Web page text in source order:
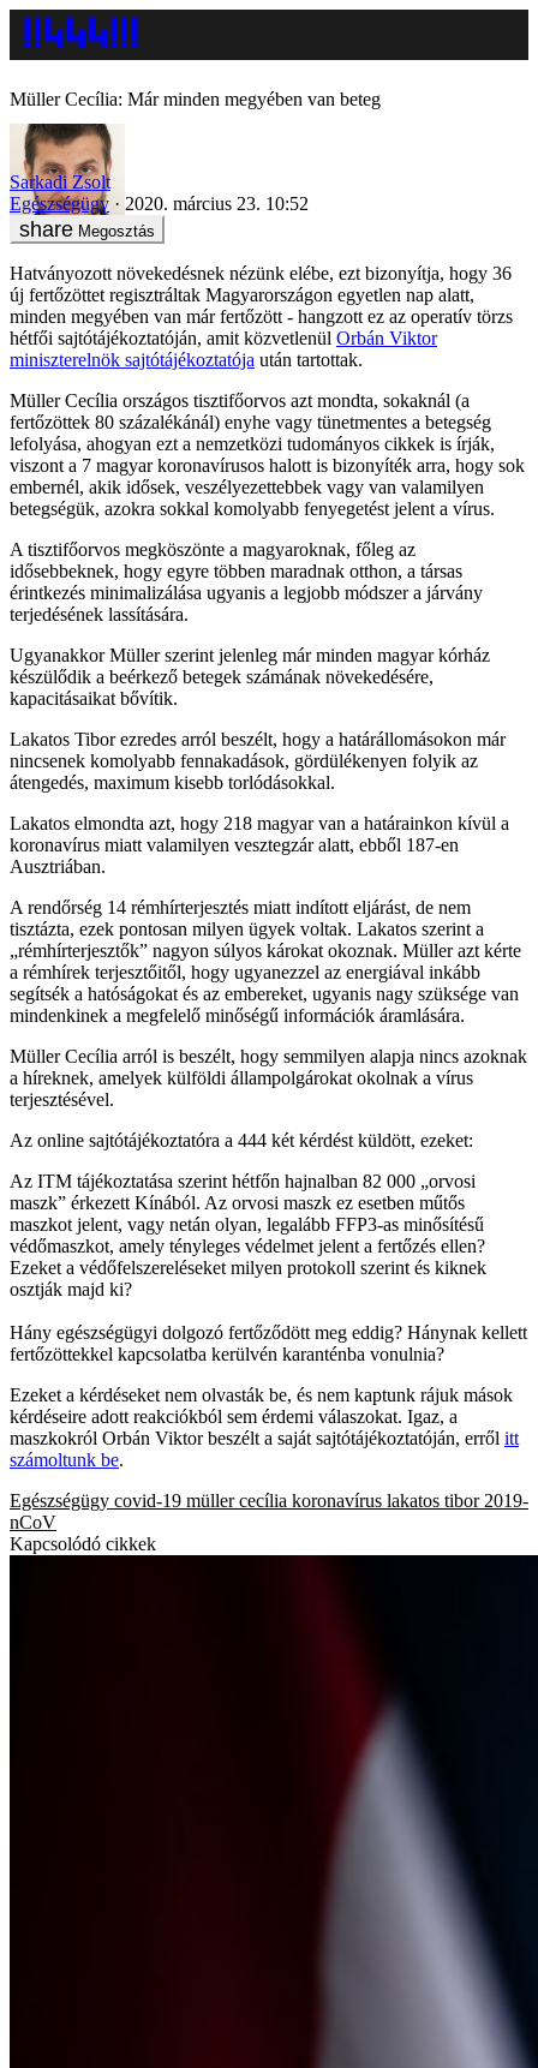
Müller Cecília: Már minden megyében van beteg
Sarkadi Zsolt
Egészségügy
2020. március 23. 10:52
Megosztás
Hatványozott növekedésnek nézünk elébe, ezt bizonyítja, hogy 36
új fertőzöttet regisztráltak Magyarországon egyetlen nap alatt,
minden megyében van már fertőzött - hangzott ez az operatív törzs
hétfői sajtótájékoztatóján, amit közvetlenül Orbán Viktor
miniszterelnök sajtótájékoztatója után tartottak.
Müller Cecília országos tisztifőorvos azt mondta, sokaknál (a
fertőzöttek 80 százalékánál) enyhe vagy tünetmentes a betegség
lefolyása, ahogyan ezt a nemzetközi tudományos cikkek is írják,
viszont a 7 magyar koronavírusos halott is bizonyíték arra, hogy sok
embernél, akik idősek, veszélyezettebbek vagy van valamilyen
betegségük, azokra sokkal komolyabb fenyegetést jelent a vírus.
A tisztifőorvos megköszönte a magyaroknak, főleg az
idősebbeknek, hogy egyre többen maradnak otthon, a társas
érintkezés minimalizálása ugyanis a legjobb módszer a járvány
terjedésének lassítására.
Ugyanakkor Müller szerint jelenleg már minden magyar kórház
készülődik a beérkező betegek számának növekedésére,
kapacitásaikat bővítik.
Lakatos Tibor ezredes arról beszélt, hogy a határállomásokon már
nincsenek komolyabb fennakadások, gördülékenyen folyik az
átengedés, maximum kisebb torlódásokkal.
Lakatos elmondta azt, hogy 218 magyar van a határainkon kívül a
koronavírus miatt valamilyen vesztegzár alatt, ebből 187-en
Ausztriában.
A rendőrség 14 rémhírterjesztés miatt indított eljárást, de nem
tisztázta, ezek pontosan milyen ügyek voltak. Lakatos szerint a
„rémhírterjesztők” nagyon súlyos károkat okoznak. Müller azt kérte
a rémhírek terjesztőitől, hogy ugyanezzel az energiával inkább
segítsék a hatóságokat és az embereket, ugyanis nagy szüksége van
mindenkinek a megfelelő minőségű információk áramlására.
Müller Cecília arról is beszélt, hogy semmilyen alapja nincs azoknak
a híreknek, amelyek külföldi állampolgárokat okolnak a vírus
terjesztésével.
Az online sajtótájékoztatóra a 444 két kérdést küldött, ezeket:
Az ITM tájékoztatása szerint hétfőn hajnalban 82 000 „orvosi
maszk” érkezett Kínából. Az orvosi maszk ez esetben műtős
maszkot jelent, vagy netán olyan, legalább FFP3-as minősítésű
védőmaszkot, amely tényleges védelmet jelent a fertőzés ellen?
Ezeket a védőfelszereléseket milyen protokoll szerint és kiknek
osztják majd ki?
Hány egészségügyi dolgozó fertőződött meg eddig? Hánynak kellett
fertőzöttekkel kapcsolatba kerülvén karanténba vonulnia?
Ezeket a kérdéseket nem olvasták be, és nem kaptunk rájuk mások
kérdéseire adott reakciókból sem érdemi válaszokat. Igaz, a
maszkokról Orbán Viktor beszélt a saját sajtótájékoztatóján, erről itt
számoltunk be.
Egészségügy covid-19 müller cecília koronavírus lakatos tibor 2019-
nCoV
Kapcsolódó cikkek